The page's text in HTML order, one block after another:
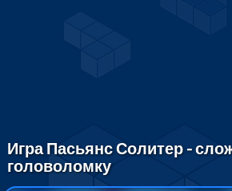
Игра Пасьянс Солитер -
головоломку